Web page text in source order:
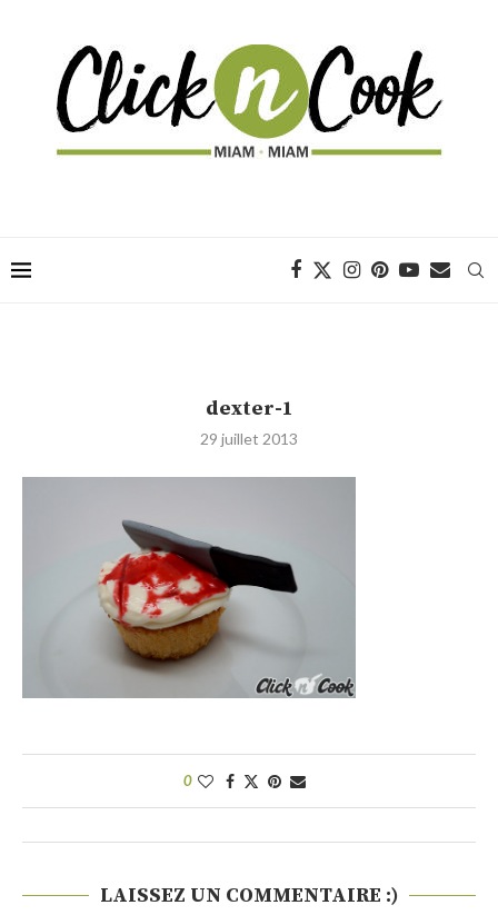
dexter-1
29 juillet 2013
0
LAISSEZ UN COMMENTAIRE :)